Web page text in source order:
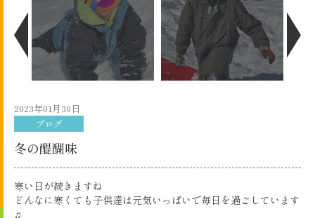
2023年01月30日
ブログ
冬の醍醐味
寒い日が続きますね
どんなに寒くても子供達は元気いっぱいで毎日を過ごしています
♫